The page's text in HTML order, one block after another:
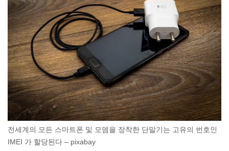
전세계의 모든 스마트폰 및 모뎀을 장착한 단말기는 고유의 번호인
IMEI 가 할당된다 – pixabay